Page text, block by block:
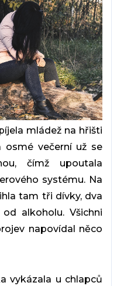
mládež na hřišti
osmé večerní už se
čímž upoutala
systému. Na
tam tři dívky, dva
alkoholu. Všichni
napovídal něco
vykázala u chlapců